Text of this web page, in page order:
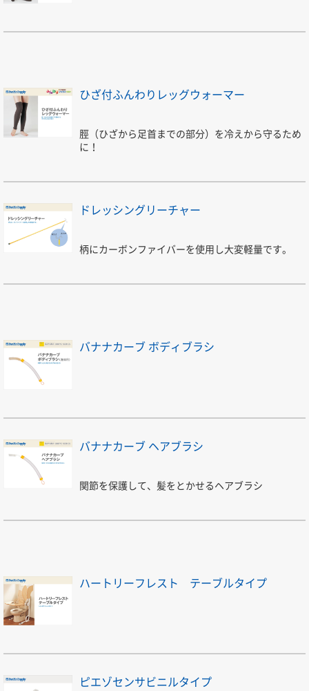
ひざ付ふんわりレッグウォーマー
脛（ひざから足首までの部分）を冷えから守るため
に！
ドレッシングリーチャー
柄にカーボンファイバーを使用し大変軽量です。
バナナカーブ ボディブラシ
バナナカーブ ヘアブラシ
関節を保護して、髪をとかせるヘアブラシ
ハートリーフレスト テーブルタイプ
ピエゾセンサビニルタイプ